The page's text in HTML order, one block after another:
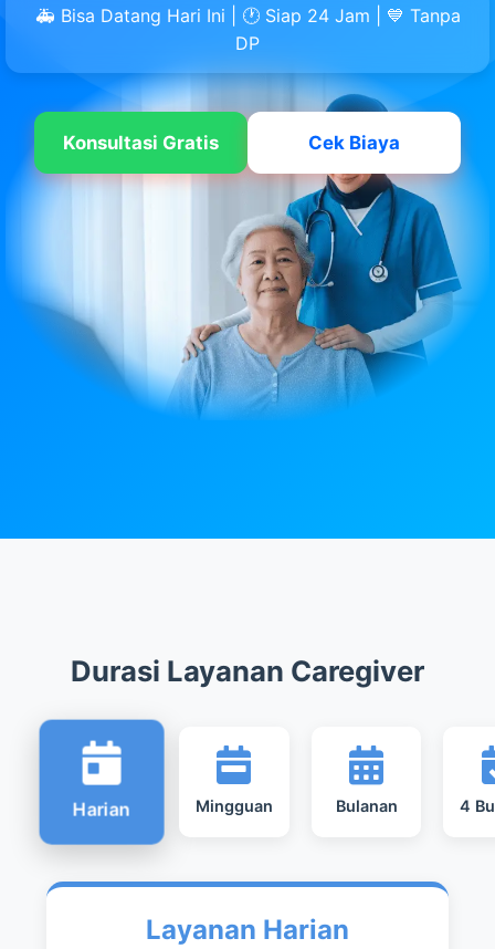
🚑 Bisa Datang Hari Ini | 🕐 Siap 24 Jam | 💙 Tanpa
DP
Konsultasi Gratis Cek Biaya
Durasi Layanan Caregiver
Harian Mingguan Bulanan 4
Layanan Harian